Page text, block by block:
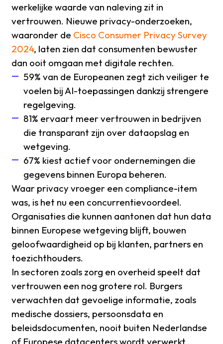
werkelijke waarde van naleving zit in
vertrouwen. Nieuwe privacy-onderzoeken,
waaronder de Cisco Consumer Privacy Survey
2024, laten zien dat consumenten bewuster
dan ooit omgaan met digitale rechten.
59% van de Europeanen zegt zich veiliger te
voelen bij AI-toepassingen dankzij strengere
regelgeving.
81% ervaart meer vertrouwen in bedrijven
die transparant zijn over dataopslag en
wetgeving.
67% kiest actief voor ondernemingen die
gegevens binnen Europa beheren.
Waar privacy vroeger een compliance-item
was, is het nu een concurrentievoordeel.
Organisaties die kunnen aantonen dat hun data
binnen Europese wetgeving blijft, bouwen
geloofwaardigheid op bij klanten, partners en
toezichthouders.
In sectoren zoals zorg en overheid speelt dat
vertrouwen een nog grotere rol. Burgers
verwachten dat gevoelige informatie, zoals
medische dossiers, persoonsdata en
beleidsdocumenten, nooit buiten Nederlandse